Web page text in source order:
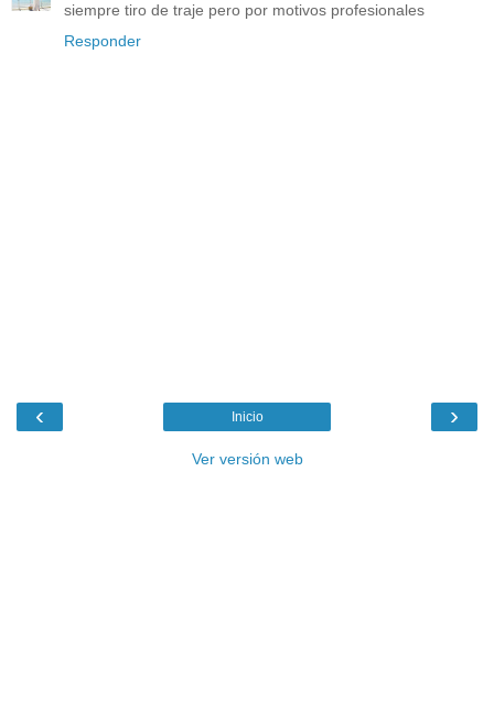
siempre tiro de traje pero por motivos profesionales
Responder
‹ ›
Inicio
Ver versión web